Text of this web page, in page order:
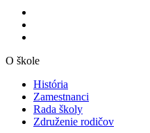
O škole
História
Zamestnanci
Rada školy
Združenie rodičov